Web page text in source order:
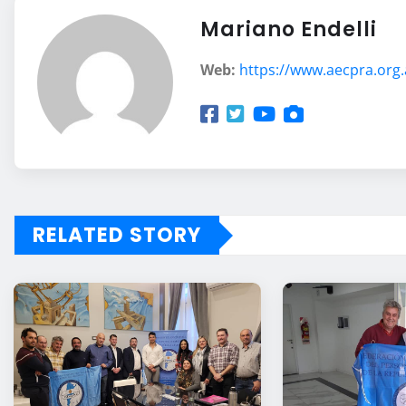
Mariano Endelli
Web: https://
RELATED STORY